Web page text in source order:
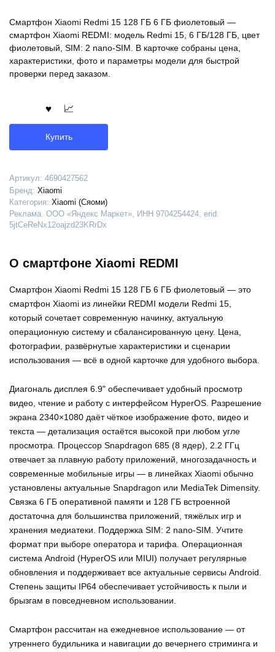
Смартфон Xiaomi Redmi 15 128 ГБ 6 ГБ фиолетовый —
смартфон Xiaomi REDMI: модель Redmi 15, 6 ГБ/128 ГБ, цвет
фиолетовый, SIM: 2 nano-SIM. В карточке собраны цена,
характеристики, фото и параметры модели для быстрой
проверки перед заказом.
Купить
Артикул: 4690427562
Бренд: Xiaomi
Категория: Xiaomi (Сяоми)
Реклама. ООО «Яндекс Маркет», ИНН 9704254424; erid:
5jtCeReNx12oajzd23KRrDx
О смартфоне Xiaomi REDMI
Смартфон Xiaomi Redmi 15 128 ГБ 6 ГБ фиолетовый — это
смартфон Xiaomi из линейки REDMI модели Redmi 15,
который сочетает современную начинку, актуальную
операционную систему и сбалансированную цену. Цена,
фотографии, развёрнутые характеристики и сценарии
использования — всё в одной карточке для удобного выбора.
Диагональ дисплея 6.9" обеспечивает удобный просмотр
видео, чтение и работу с интерфейсом HyperOS. Разрешение
экрана 2340×1080 даёт чёткое изображение фото, видео и
текста — детализация остаётся высокой при любом угле
просмотра. Процессор Snapdragon 685 (8 ядер), 2.2 ГГц
отвечает за плавную работу приложений, многозадачность и
современные мобильные игры — в линейках Xiaomi обычно
установлены актуальные Snapdragon или MediaTek Dimensity.
Связка 6 ГБ оперативной памяти и 128 ГБ встроенной
достаточна для большинства приложений, тяжёлых игр и
хранения медиатеки. Поддержка SIM: 2 nano-SIM. Учтите
формат при выборе оператора и тарифа. Операционная
система Android (HyperOS или MIUI) получает регулярные
обновления и поддерживает все актуальные сервисы Android.
Степень защиты IP64 обеспечивает устойчивость к пыли и
брызгам в повседневном использовании.
Смартфон рассчитан на ежедневное использование — от
утреннего будильника и навигации до вечернего стриминга и